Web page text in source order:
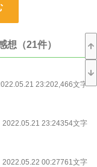
の秘密のせいで、死ぬこと
幕
想（21件）
23:202,466文字
2022.05.21 23:24354文字
2022.05.22 00:27761文字